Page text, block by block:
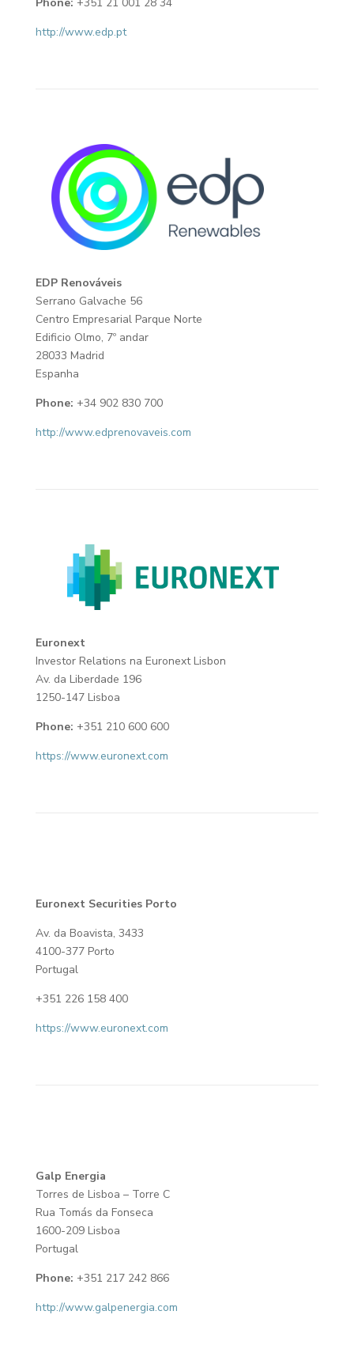
http://www.edp.pt
EDP Renováveis
Serrano Galvache 56
Centro Empresarial Parque Norte
Edificio Olmo, 7º andar
28033 Madrid
Espanha
Phone: +34 902 830 700
http://www.edprenovaveis.com
Euronext
Investor Relations na Euronext Lisbon
Av. da Liberdade 196
1250-147 Lisboa
Phone: +351 210 600 600
https://www.euronext.com
Euronext Securities Porto
Av. da Boavista, 3433
4100-377 Porto
Portugal
+351 226 158 400
https://www.euronext.com
Galp Energia
Torres de Lisboa – Torre C
Rua Tomás da Fonseca
1600-209 Lisboa
Portugal
Phone: +351 217 242 866
http://www.galpenergia.com